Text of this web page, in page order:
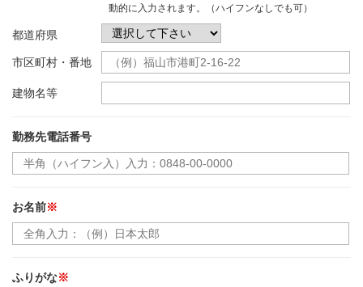
動的に入力されます。（ハイフンなしでも可）
都道府県
市区町村・番地
建物名等
勤務先電話番号
お名前※
ふりがな※